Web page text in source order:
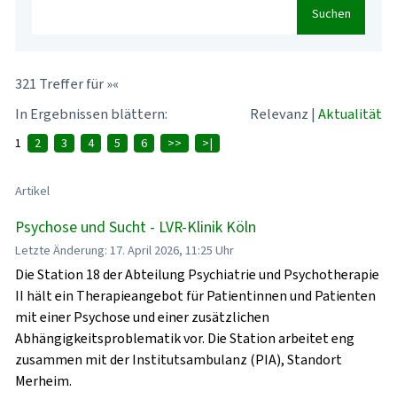
Suchen
321 Treffer für »«
In Ergebnissen blättern:
Relevanz | Aktualität
1 2 3 4 5 6 >> >|
Artikel
Psychose und Sucht - LVR-Klinik Köln
Letzte Änderung: 17. April 2026, 11:25 Uhr
Die Station 18 der Abteilung Psychiatrie und Psychotherapie
II hält ein Therapieangebot für Patientinnen und Patienten
mit einer Psychose und einer zusätzlichen
Abhängigkeitsproblematik vor. Die Station arbeitet eng
zusammen mit der Institutsambulanz (PIA), Standort
Merheim.